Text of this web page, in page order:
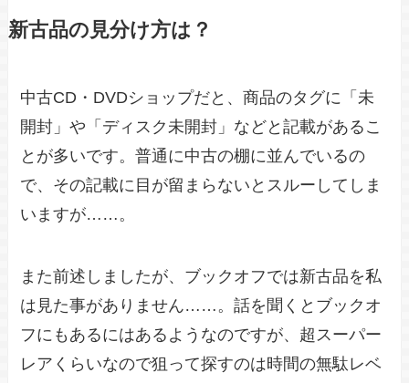
新古品の見分け方は？
中古CD・DVDショップだと、商品のタグに「未
開封」や「ディスク未開封」などと記載があるこ
とが多いです。普通に中古の棚に並んでいるの
で、その記載に目が留まらないとスルーしてしま
いますが……。
また前述しましたが、ブックオフでは新古品を私
は見た事がありません……。話を聞くとブックオ
フにもあるにはあるようなのですが、超スーパー
レアくらいなので狙って探すのは時間の無駄レベ